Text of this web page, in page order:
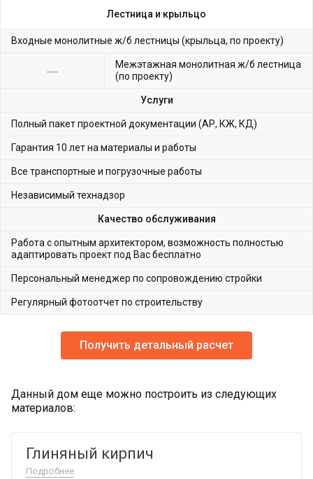
Лестница и крыльцо
Входные монолитные ж/б лестницы (крыльца, по проекту)
Межэтажная монолитная ж/б лестница
(по проекту)
Услуги
Полный пакет проектной документации (АР, КЖ, КД)
Гарантия 10 лет на материалы и работы
Все транспортные и погрузочные работы
Независимый технадзор
Качество обслуживания
Работа с опытным архитектором, возможность полностью
адаптировать проект под Вас бесплатно
Персональный менеджер по сопровождению стройки
Регулярный фотоотчет по строительству
Получить детальный расчет
Данный дом еще можно построить из следующих
материалов:
Глиняный кирпич
Подробнее